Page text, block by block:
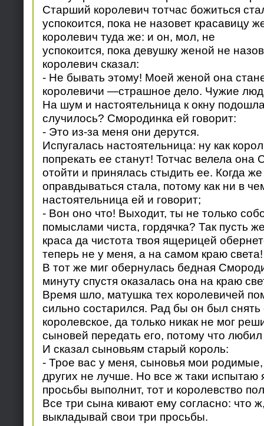
Старший королевич тотчас божиться
успокоится, пока не назовет красавицу
королевич туда же: и он, мол, не
успокоится, пока девушку женой не
королевич сказал:
- Не бывать этому! Моей женой она
королевичи —страшное дело. Чужие
На шум и настоятельница к окну
случилось? Смородинка ей говорит:
- Это из-за меня они дерутся.
Испугалась настоятельница: ну как
попрекать ее станут! Тотчас велела она
отойти и принялась стыдить ее. Когда
оправдываться стала, потому как ни в
настоятельница ей и говорит;
- Вон оно что! Выходит, ты не только
помыслами чиста, гордячка? Так пусть
краса да чистота твоя ящерицей
теперь не у меня, а на самом краю света!
В тот же миг обернулась бедная
минуту спустя оказалась она на краю
Время шло, матушка тех королевичей
сильно состарился. Рад бы он был снять
королевское, да только никак не мог
сыновей передать его, потому что
И сказал сыновьям старый король:
- Трое вас у меня, сыновья мои
других не лучше. Но все ж таки испытаю
просьбы выполнит, тот и королевство
Все три сына кивают ему согласно: что
выкладывай свои три просьбы.